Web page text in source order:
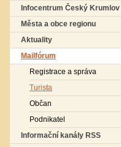
Infocentrum Český Krumlov
Města a obce regionu
Aktuality
Mailfórum
Registrace a správa
Turista
Občan
Podnikatel
Informační kanály RSS